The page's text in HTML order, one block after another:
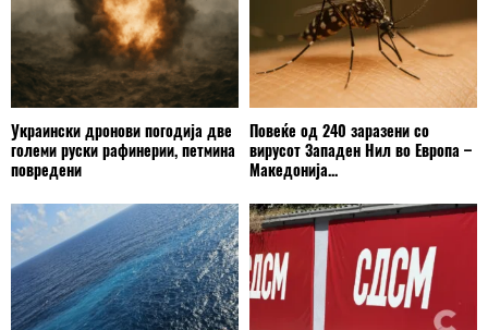
Украински дронови погодија две
големи руски рафинерии, петмина
повредени
Повеќе од 240 заразени со
вирусот Западен Нил во Европа –
Македонија...